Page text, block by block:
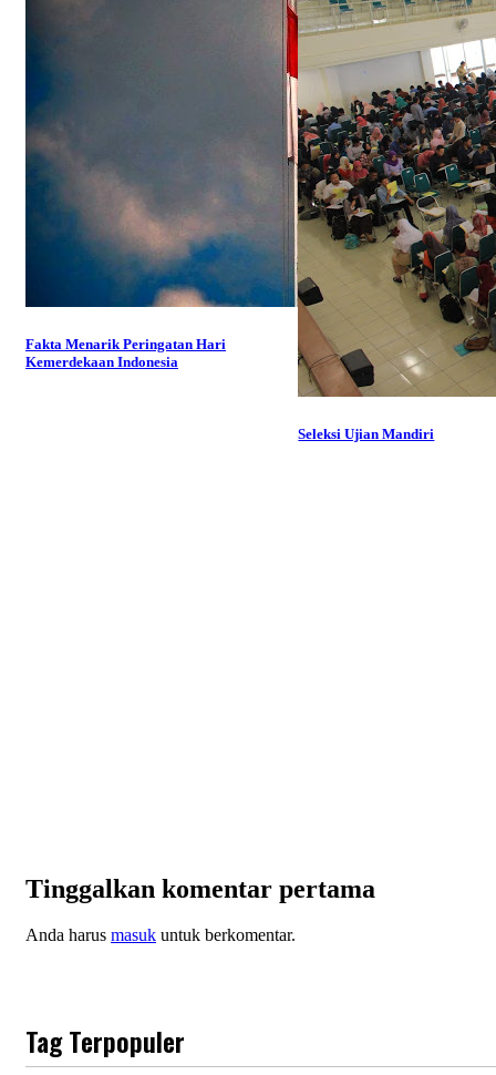
Fakta Menarik Peringatan Hari
Kemerdekaan Indonesia
Seleksi Ujian Mandiri
Tinggalkan komentar pertama
Anda harus masuk untuk berkomentar.
Tag Terpopuler